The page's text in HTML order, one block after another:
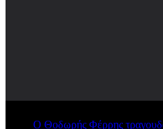
Ο Θοδωρής Φέρρης